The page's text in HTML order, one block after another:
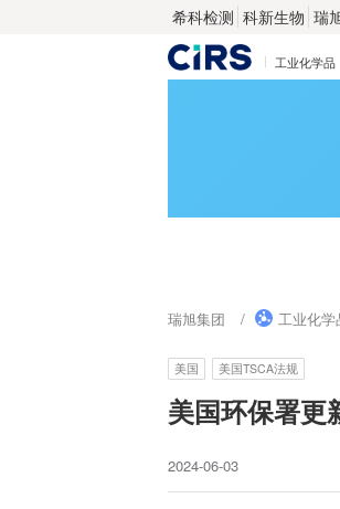
希科检测 科新生物 瑞
工业化学品
瑞旭集团 工业化学
美国 美国TSCA法规
美国环保署更
2024-06-03